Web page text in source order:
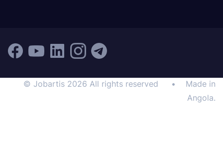
© Jobartis 2026 All rights reserved •
Made in
Angola.